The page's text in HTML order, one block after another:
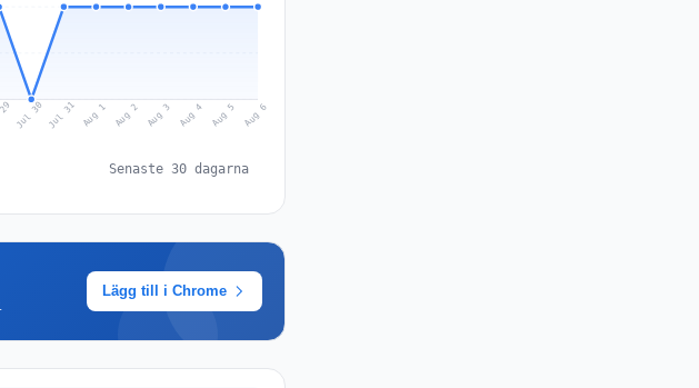
Jul 30 Jul 31 Aug 1 Aug 2 Aug 3 Aug 4 Aug 5 Aug 6
Senaste 30 dagarna
Lägg till i Chrome